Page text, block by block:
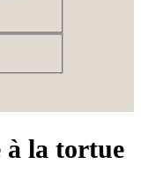
à la tortue